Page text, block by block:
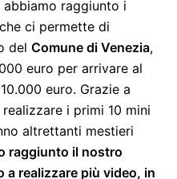
raggiunto i
ci permette di
del Comune di Venezia,
euro per arrivare al
euro. Grazie a
i primi 10 mini
altrettanti mestieri
raggiunto il nostro
realizzare più video, in